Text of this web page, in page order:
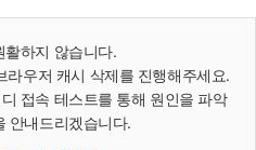
활하지 않습니다.
우저 캐시 삭제를 진행해주세요.
접속 테스트를 통해 원인을 파악
안내드리겠습니다.